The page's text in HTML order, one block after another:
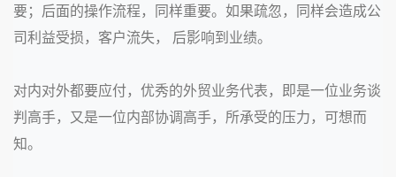
要；后面的操作流程，同样重要。如果疏忽，同样会造成公
司利益受损，客户流失， 后影响到业绩。
对内对外都要应付， 优秀的外贸业务代表，即是一位业务谈
判高手，又是一位内部协调高手，所承受的压力，可想而
知。